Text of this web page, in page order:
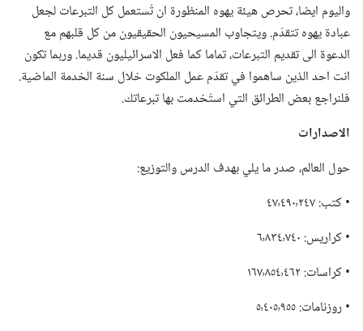
واليوم ايضا،‏ تحرص هيئة يهوه المنظورة ان تُستعمل كل التبرعات لجعل
عبادة يهوه تتقدّم.‏ ويتجاوب المسيحيون الحقيقيون من كل قلبهم مع
الدعوة الى تقديم التبرعات،‏ تماما كما فعل الاسرائيليون قديما.‏ وربما تكون
انت احد الذين ساهموا في تقدّم عمل الملكوت خلال سنة الخدمة الماضية.‏
فلنراجع بعض الطرائق التي استُخدمت بها تبرعاتك.‏
الاصدارات
حول العالم،‏ صدر ما يلي بهدف الدرس والتوزيع:‏
‏• كتب:‏ ٤٧٬٤٩٠٬٢٤٧
‏• كراريس:‏ ٦٬٨٣٤٬٧٤٠
‏• كراسات:‏ ١٦٧٬٨٥٤٬٤٦٢
‏• روزنامات:‏ ٥٬٤٠٥٬٩٥٥